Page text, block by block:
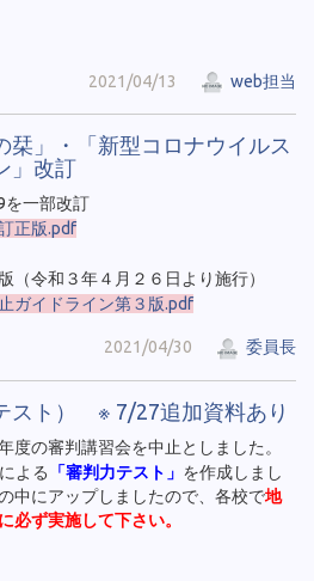
2021/04/13 web担当
栞」・「新型コロナウイルス
」改訂
を一部改訂
正版.pdf
（令和３年４月２６日より施行）
ガイドライン第３版.pdf
2021/04/30 委員長
スト） ※ 7/27追加資料あり
度の審判講習会を中止としました。
よる
「審判力テスト」 を作成しまし
中にアップしましたので、各校で地
必ず実施して下さい。